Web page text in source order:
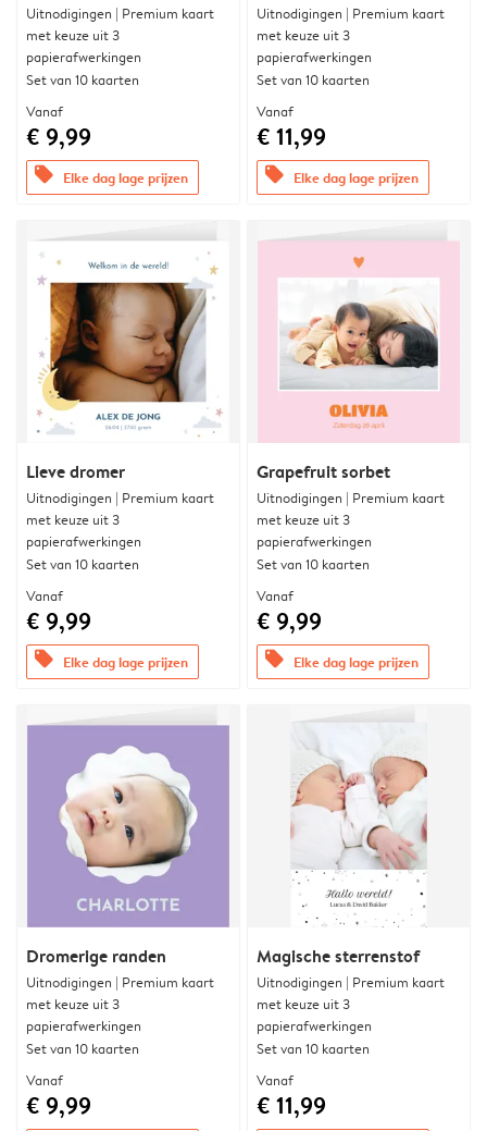
Uitnodigingen | Premium kaart
met keuze uit 3
papierafwerkingen
Set van 10 kaarten
Vanaf
€ 9,99
offers Elke dag lage prijzen
Uitnodigingen | Premium kaart
met keuze uit 3
papierafwerkingen
Set van 10 kaarten
Vanaf
€ 11,99
offers Elke dag lage prijzen
Lieve dromer
Uitnodigingen | Premium kaart
met keuze uit 3
papierafwerkingen
Set van 10 kaarten
Vanaf
€ 9,99
offers Elke dag lage prijzen
Grapefruit sorbet
Uitnodigingen | Premium kaart
met keuze uit 3
papierafwerkingen
Set van 10 kaarten
Vanaf
€ 9,99
offers Elke dag lage prijzen
Dromerige randen
Uitnodigingen | Premium kaart
met keuze uit 3
papierafwerkingen
Set van 10 kaarten
Vanaf
€ 9,99
Magische sterrenstof
Uitnodigingen | Premium kaart
met keuze uit 3
papierafwerkingen
Set van 10 kaarten
Vanaf
€ 11,99